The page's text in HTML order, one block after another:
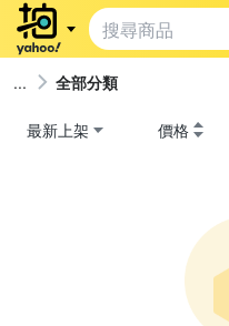
全部分類
最新上架 價格